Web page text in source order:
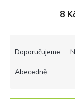
8
Doporučujeme
Abecedně